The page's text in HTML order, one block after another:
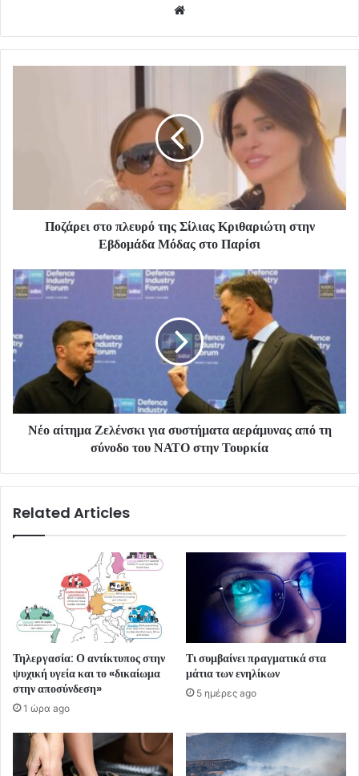
Ποζάρει στο πλευρό της Σίλιας Κριθαριώτη στην
Εβδομάδα Μόδας στο Παρίσι
Νέο αίτημα Ζελένσκι για συστήματα αεράμυνας από τη
σύνοδο του ΝΑΤΟ στην Τουρκία
Related Articles
Τηλεργασία: Ο αντίκτυπος στην
ψυχική υγεία και το «δικαίωμα
στην αποσύνδεση»
1 ώρα ago
Τι συμβαίνει πραγματικά στα
μάτια των ενηλίκων
5 ημέρες ago